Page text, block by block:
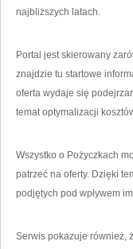
najbliższych latach.
Portal jest skierowany
znajdzie tu startowe
oferta wydaje się
temat optymalizacji
Wszystko o Pożyczkach
patrzeć na oferty. Dzięki
podjętych pod wpływem
Serwis pokazuje również,